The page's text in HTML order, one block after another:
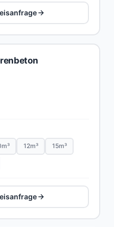
12m³ 15m³